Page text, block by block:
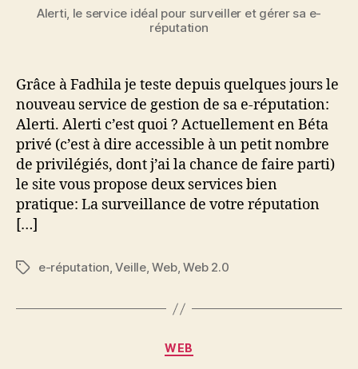
Alerti, le service idéal pour surveiller et gérer sa e-
réputation
Grâce à Fadhila je teste depuis quelques jours le
nouveau service de gestion de sa e-réputation:
Alerti. Alerti c’est quoi ? Actuellement en Béta
privé (c’est à dire accessible à un petit nombre
de privilégiés, dont j’ai la chance de faire parti)
le site vous propose deux services bien
pratique: La surveillance de votre réputation
[…]
Étiquettes
e-réputation,Veille,Web,Web 2.0
Catégories
WEB